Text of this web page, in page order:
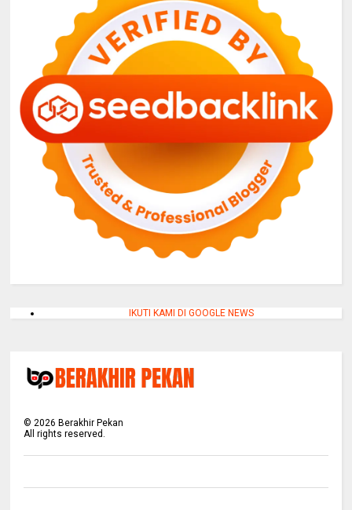
IKUTI KAMI DI GOOGLE NEWS
©2026 Berakhir Pekan
All rights reserved.